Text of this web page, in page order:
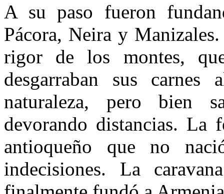
A su paso fueron
Pácora, Neira y
rigor de los montes,
desgarraban sus
naturaleza, pero bien
devorando distancias. La
antioqueño que no
indecisiones. La